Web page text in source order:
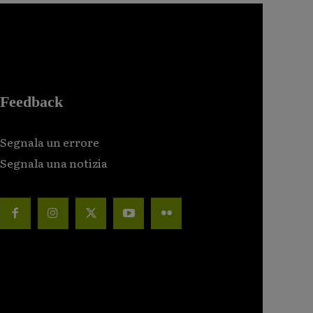
Feedback
Segnala un errore
Segnala una notizia